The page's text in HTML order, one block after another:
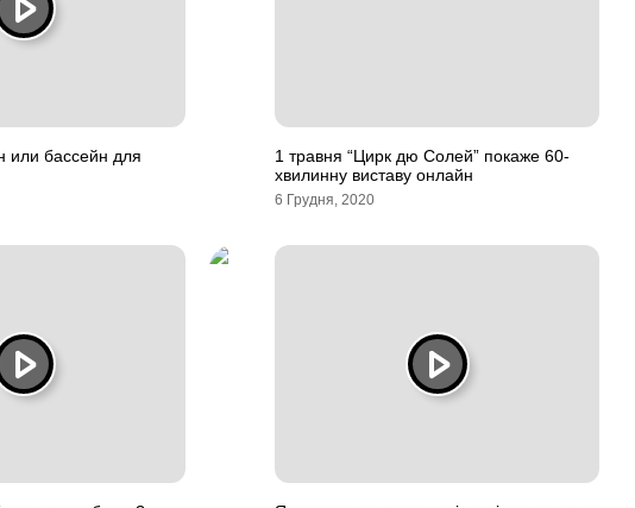
или бассейн для
1 травня “Цирк дю Солей” покаже 60-
хвилинну виставу онлайн
6 Грудня, 2020